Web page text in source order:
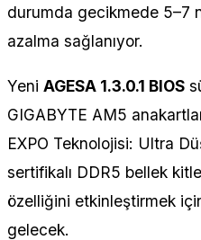
durumda gecikmede 5–7
azalma sağlanıyor.
Yeni AGESA 1.3.0.1 BIOS
GIGABYTE AM5
EXPO Teknolojisi: Ultra
sertifikalı DDR5 bellek
özelliğini etkinleştirmek
gelecek.